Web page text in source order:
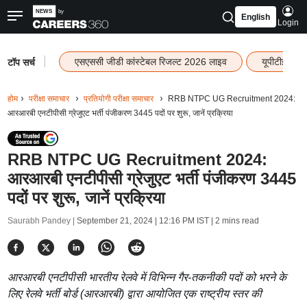
English
Login
टॉप सर्च एसएससी जीडी कांस्टेबल रिजल्ट 2026 लाइव यूपीटीईटी
होम परीक्षा समाचार प्रतियोगी परीक्षा समाचार
RRB NTPC UG Recruitment 2024:
आरआरबी एनटीपीसी ग्रेजुएट भर्ती पंजीकरण 3445 पदों पर शुरू, जानें प्रक्रिया
RRB NTPC UG Recruitment 2024:
आरआरबी एनटीपीसी ग्रेजुएट भर्ती पंजीकरण 3445
पदों पर शुरू, जानें प्रक्रिया
Saurabh Pandey | September 21, 2024 | 12:16 PM IST| 2 mins read
आरआरबी एनटीपीसी भारतीय रेलवे में विभिन्न गैर-तकनीकी पदों को भरने के
लिए रेलवे भर्ती बोर्ड (आरआरबी) द्वारा आयोजित एक राष्ट्रीय स्तर की